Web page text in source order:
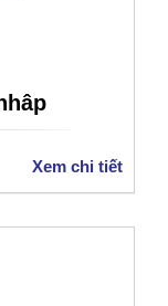
Xem chi tiết